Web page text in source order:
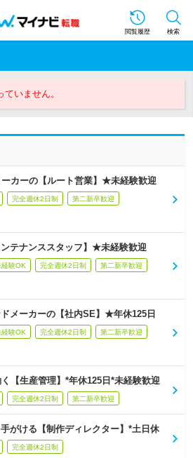
閲覧履歴 検索
いません。
カーの【ルート営業】★未経験歓迎
完全週休2日制 第二新卒歓迎
テナンススタッフ】★未経験歓迎
験OK 完全週休2日制 第二新卒歓迎
メーカーの【社内SE】★年休125日
験OK 完全週休2日制 第二新卒歓迎
【生産管理】*年休125日*未経験歓迎
完全週休2日制 第二新卒歓迎
がける【制作ディレクター】*土日休
完全週休2日制